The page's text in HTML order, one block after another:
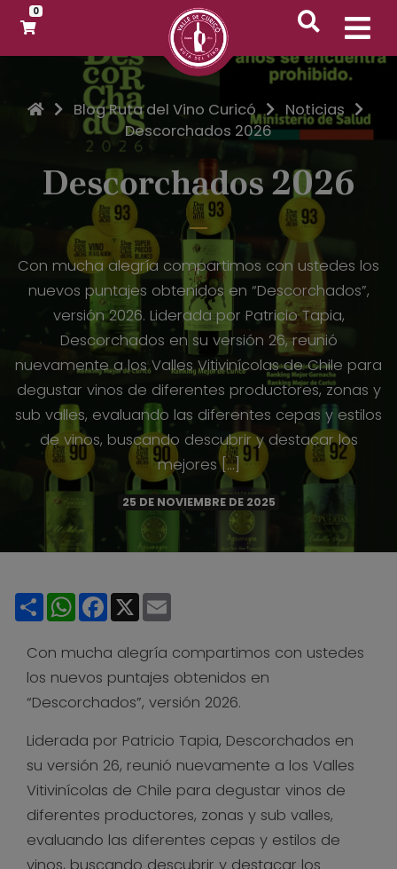
0
InicioBlog Ruta del Vino Curicó
Noticias
Descorchados 2026
Descorchados 2026
Con mucha alegría compartimos con ustedes los
nuevos puntajes obtenidos en “Descorchados”,
versión 2026. Liderada por Patricio Tapia,
Descorchados en su versión 26, reunió
nuevamente a los Valles Vitivinícolas de Chile para
degustar vinos de diferentes productores, zonas y
sub valles, evaluando las diferentes cepas y estilos
de vinos, buscando descubrir y destacar los
mejores […]
25 DE NOVIEMBRE DE 2025
ShareWhatsApp
Facebook
X
Con mucha alegría compartimos con ustedes
los nuevos puntajes obtenidos en
“Descorchados”, versión 2026.
Liderada por Patricio Tapia, Descorchados en
su versión 26, reunió nuevamente a los Valles
Vitivinícolas de Chile para degustar vinos de
diferentes productores, zonas y sub valles,
evaluando las diferentes cepas y estilos de